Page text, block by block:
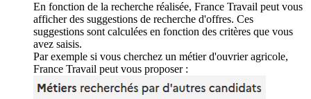
En fonction de la recherche réalisée, France Travail peut vous
afficher des suggestions de recherche d'offres. Ces
suggestions sont calculées en fonction des critères que vous
avez saisis.
Par exemple si vous cherchez un métier d'ouvrier agricole,
France Travail peut vous proposer :